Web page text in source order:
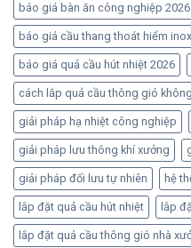
báo giá bàn ăn công nghiệp 2026
báo giá cầu thang thoát hiểm
báo giá quả cầu hút nhiệt 2026
cách lắp quả cầu thông gió
giải pháp hạ nhiệt công nghiệp
giải pháp lưu thông khí xưởng
giải pháp đối lưu tự nhiên hệ
lắp đặt quả cầu hút nhiệt lắp
lắp đặt quả cầu thông gió nhà